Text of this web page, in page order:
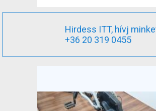
Hirdess ITT, hívj
+36 20 319 0455